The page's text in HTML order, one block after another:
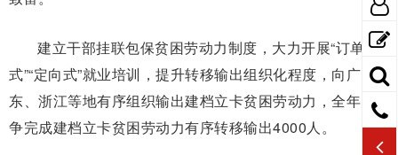
建立干部挂联包保贫困劳动力制度，大力开展“订单
式”“定向式”就业培训，提升转移输出组织化程度，向广
东、浙江等地有序组织输出建档立卡贫困劳动力，全年力
争完成建档立卡贫困劳动力有序转移输出4000人。